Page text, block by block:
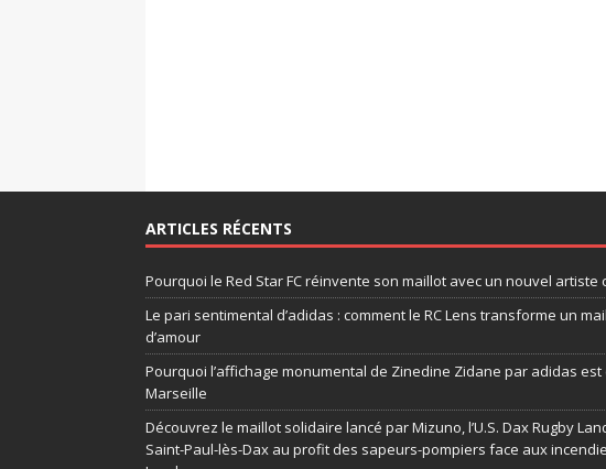
ARTICLES RÉCENTS
Pourquoi le Red Star FC réinvente son maillot avec un nouvel artiste
Le pari sentimental d’adidas : comment le RC Lens transforme un
d’amour
Pourquoi l’affichage monumental de Zinedine Zidane par adidas
Marseille
Découvrez le maillot solidaire lancé par Mizuno, l’U.S. Dax Rugby
Saint-Paul-lès-Dax au profit des sapeurs-pompiers face aux